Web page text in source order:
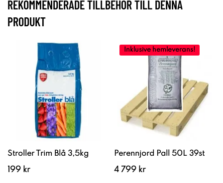
REKOMMENDERADE TILLBEHÖR TILL DENNA
PRODUKT
Stroller Trim Blå 3,5kg
199 kr
Inklusive hemleverans!
Perennjord Pall 50L 39st
4 799 kr